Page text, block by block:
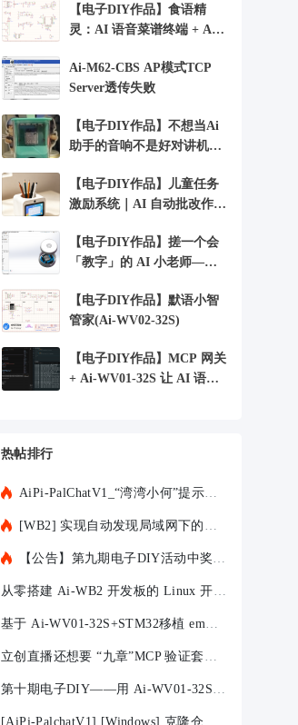
【电子DIY作品】食语精
灵：AI 语音菜谱终端 + Ai-
Ai-M62-CBS AP模式TCP
Server透传失败
【电子DIY作品】不想当Ai
助手的音响不是好对讲机
【电子DIY作品】儿童任务
激励系统｜AI 自动批改作业
【电子DIY作品】搓一个会
「教字」的 AI 小老师——
【电子DIY作品】默语小智
管家(Ai-WV02-32S)
【电子DIY作品】MCP 网关
+ Ai-WV01-32S 让 AI 语音
热帖排行
AiPi-PalChatV1_“湾湾小何”提示音测试固件V2.9_UART-MCP
[WB2] 实现自动发现局域网下的设备
【公告】第九期电子DIY活动中奖通知
从零搭建 Ai-WB2 开发板的 Linux 开发环境—— 基于 VMware 虚拟
基于 Ai-WV01-32S+STM32移植 emMCP 实现 AI 语音控制点灯
立创直播还想要 “九章”MCP 验证套件的看这里
第十期电子DIY——用 Ai-WV01-32S 打造一个会说话的AI 小玩意